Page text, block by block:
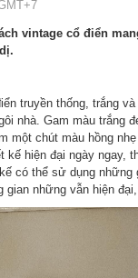
vintage cổ điển
truyền thống, trắng
nhà. Gam màu trắng
một chút màu hồng
kế hiện đại ngày ngay,
có thể sử dụng
gian những vẫn hiện